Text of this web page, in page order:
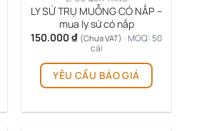
LY SỨ TRỤ MUỖNG CÓ NẮP –
mua ly sứ có nắp
150.000 ₫ (Chưa VAT) · MOQ: 50
cái
YÊU CẦU BÁO GIÁ